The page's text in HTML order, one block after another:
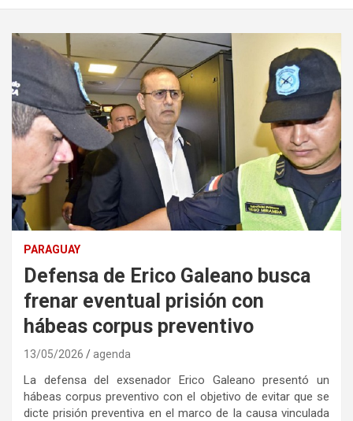
PARAGUAY
Defensa de Erico Galeano busca
frenar eventual prisión con
hábeas corpus preventivo
13/05/2026 agenda
La defensa del exsenador Erico Galeano presentó un
hábeas corpus preventivo con el objetivo de evitar que se
dicte prisión preventiva en el marco de la causa vinculada